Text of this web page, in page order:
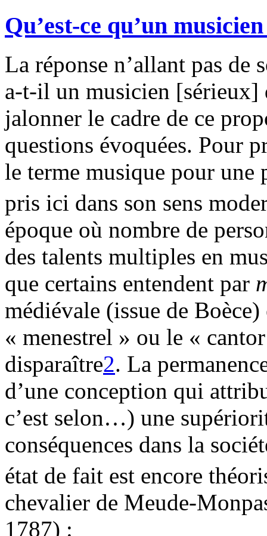
Qu’est-ce qu’un
La réponse n’allant pas de
a-t-il un musicien [sérieux]
jalonner le cadre de ce
questions évoquées. Pour
le terme musique pour
pris ici dans son sens
époque où nombre de
des talents multiples en
que certains entendent par
médiévale (issue de
« menestrel » ou le «
disparaître2. La
d’une conception qui
c’est selon…) une
conséquences dans la
état de fait est encore
chevalier de Meude-
1787) :